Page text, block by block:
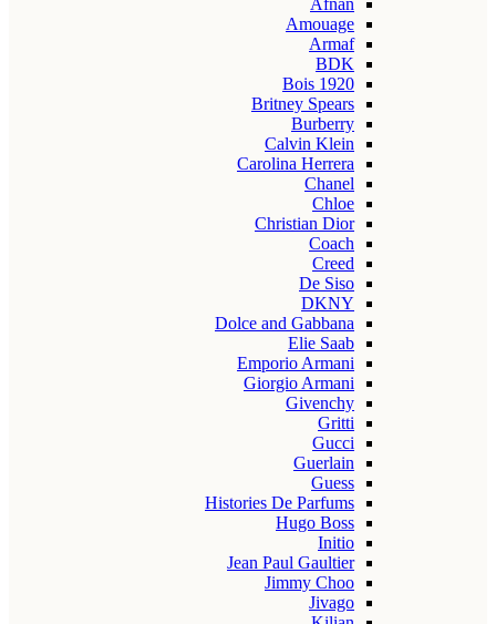
Afnan
Amouage
Armaf
BDK
Bois 1920
Britney Spears
Burberry
Calvin Klein
Carolina Herrera
Chanel
Chloe
Christian Dior
Coach
Creed
De Siso
DKNY
Dolce and Gabbana
Elie Saab
Emporio Armani
Giorgio Armani
Givenchy
Gritti
Gucci
Guerlain
Guess
Histories De Parfums
Hugo Boss
Initio
Jean Paul Gaultier
Jimmy Choo
Jivago